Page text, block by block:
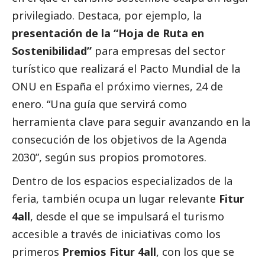
privilegiado. Destaca, por ejemplo, la
presentación de la “Hoja de Ruta en
Sostenibilidad” para empresas del sector
turístico que realizará el Pacto Mundial de la
ONU en España el próximo viernes, 24 de
enero. “Una guía que servirá como
herramienta clave para seguir avanzando en la
consecución de los objetivos de la Agenda
2030”, según sus propios promotores.
Dentro de los espacios especializados de la
feria, también ocupa un lugar relevante Fitur
4all, desde el que se impulsará el turismo
accesible a través de iniciativas como los
primeros Premios Fitur 4all, con los que se